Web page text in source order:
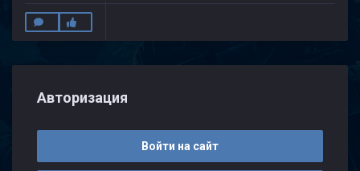
Авторизация
Войти на сайт